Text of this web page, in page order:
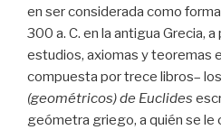
en ser considerada como
300 a. C. en la antigua Grecia,
estudios, axiomas y teoremas
compuesta por trece libros– los
(geométricos) de Euclides
geómetra griego, a quién se le